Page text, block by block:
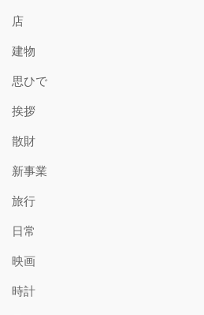
店
建物
思ひで
挨拶
散財
新事業
旅行
日常
映画
時計